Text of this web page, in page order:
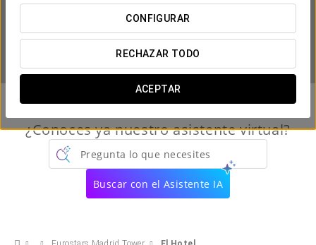
CONFIGURAR
RECHAZAR TODO
ACEPTAR
¿CUÁNDO QUIERES IR?
¿Conoces ya nuestro asistente virtual?
Pregunta lo que necesites
Buscar con el Asistente IA